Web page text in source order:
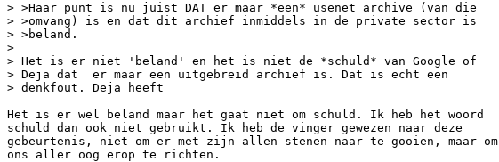
> >Haar punt is nu juist DAT er maar *een* usenet archive (van die
> >omvang) is en dat dit archief inmiddels in de private sector is
> >beland.
>
> Het is er niet 'beland' en het is niet de *schuld* van Google of
> Deja dat  er maar een uitgebreid archief is. Dat is echt een
> denkfout. Deja heeft
Het is er wel beland maar het gaat niet om schuld. Ik heb het woord
schuld dan ook niet gebruikt. Ik heb de vinger gewezen naar deze
gebeurtenis, niet om er met zijn allen stenen naar te gooien, maar om
ons aller oog erop te richten.